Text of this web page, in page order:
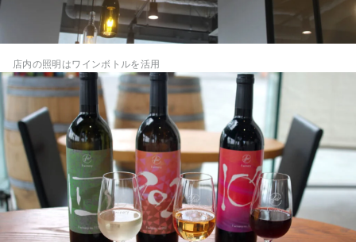
店内の照明はワインボトルを活用